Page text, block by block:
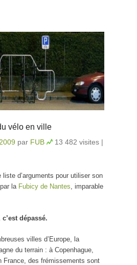
vélo en ville
par FUB 13 482 visites |
d’arguments pour utiliser son
la Fubicy de Nantes , imparable
dépassé.
villes d’Europe, la
du terrain : à Copenhague,
des frémissements sont